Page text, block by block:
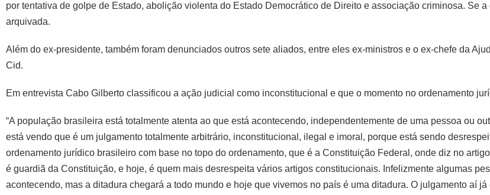
por tentativa de golpe de Estado, abolição violenta do Estado Democrático de Direito e associação criminosa. Se
arquivada.
Além do ex-presidente, também foram denunciados outros sete aliados, entre eles ex-ministros e o ex-chefe da
Cid.
Em entrevista Cabo Gilberto classificou a ação judicial como inconstitucional e que o momento no ordenamento
“A população brasileira está totalmente atenta ao que está acontecendo, independentemente de uma pessoa ou
está vendo que é um julgamento totalmente arbitrário, inconstitucional, ilegal e imoral, porque está sendo
ordenamento jurídico brasileiro com base no topo do ordenamento, que é a Constituição Federal, onde diz no
é guardiã da Constituição, e hoje, é quem mais desrespeita vários artigos constitucionais. Infelizmente algumas
acontecendo, mas a ditadura chegará a todo mundo e hoje que vivemos no país é uma ditadura. O julgamento aí